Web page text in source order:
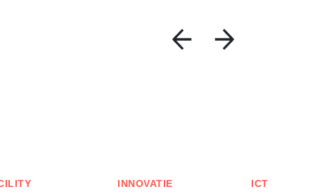
INNOVATIE ICT